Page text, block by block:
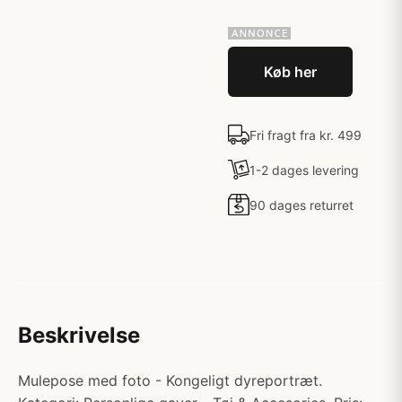
Køb her
Fri fragt fra kr. 499
1-2 dages levering
90 dages returret
Beskrivelse
Mulepose med foto - Kongeligt dyreportræt.